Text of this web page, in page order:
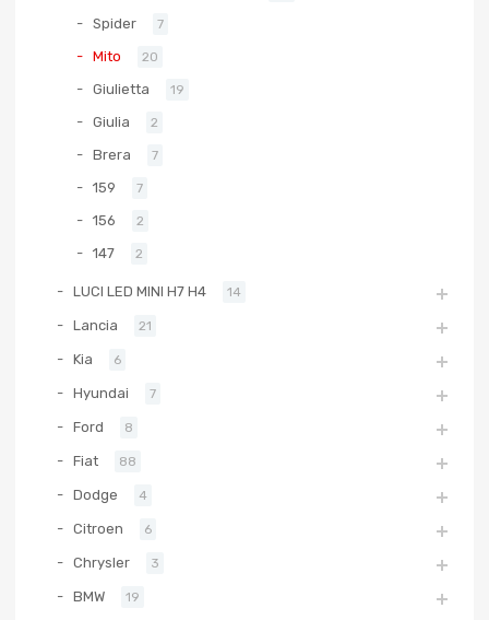
Spider 7
Mito 20
Giulietta 19
Giulia 2
Brera 7
159 7
156 2
147 2
LUCI LED MINI H7 H4 14
Lancia 21
Kia 6
Hyundai 7
Ford 8
Fiat 88
Dodge 4
Citroen 6
Chrysler 3
BMW 19